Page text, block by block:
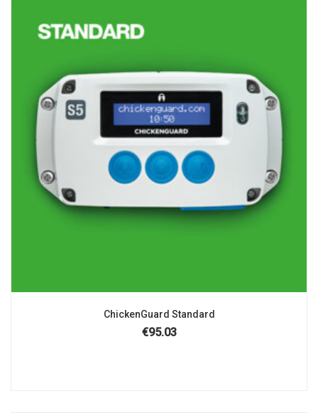
ChickenGuard Standard
€95.03